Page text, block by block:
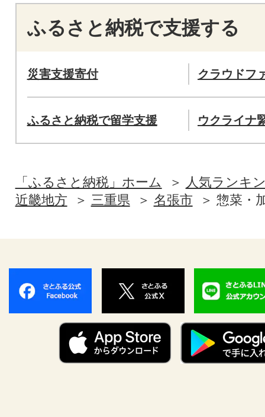
ふるさと納税で支援する
災害支援寄付 クラウドフ
ふるさと納税で留学支援 ウクライナ
「ふるさと納税」ホーム
人気ランキ
近畿地方
三重県 名張市 惣菜・